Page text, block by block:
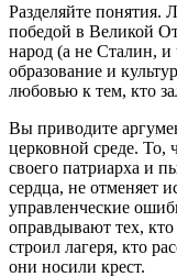
Разделяйте понятия.
победой в Великой
народ (а не Сталин,
образование и
любовью к тем, кто
Вы приводите
церковной среде.
своего патриарха и
сердца, не отменяет
управленческие
оправдывают тех,
строил лагеря, кто
они носили крест.